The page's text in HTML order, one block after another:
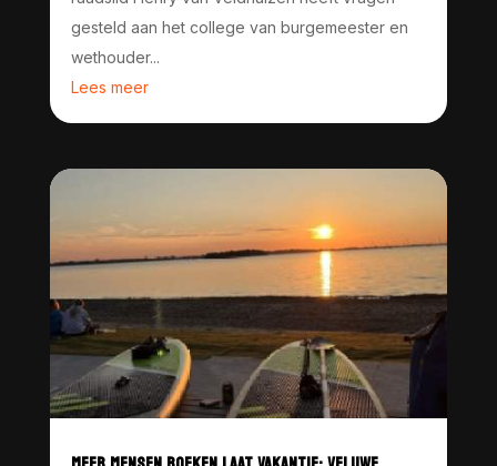
gesteld aan het college van burgemeester en
wethouder...
Lees meer